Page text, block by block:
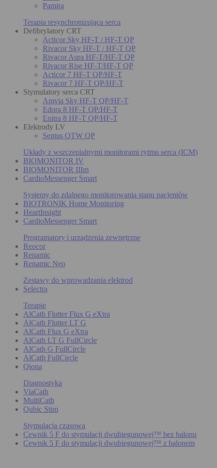
Pamira
Terapia resynchronizująca serca
Defibrylatory CRT
Acticor Sky HF-T / HF-T QP
Rivacor Sky HF-T / HF-T QP
Rivacor Aura HF-T/HF-T QP
Rivacor Rise HF-T/HF-T QP
Acticor 7 HF-T QP/HF-T
Rivacor 7 HF-T QP/HF-T
Stymulatory serca CRT
Amvia Sky HF-T QP/HF-T
Edora 8 HF-T QP/HF-T
Enitra 8 HF-T QP/HF-T
Elektrody LV
Sentus OTW QP
Układy z wszczepialnymi monitorami rytmu serca (ICM)
BIOMONITOR IV
BIOMONITOR IIIm
CardioMessenger Smart
Systemy do zdalnego monitorowania stanu pacjentów
BIOTRONIK Home Monitoring
HeartInsight
CardioMessenger Smart
Programatory i urządzenia zewnętrzne
Reocor
Renamic
Renamic Neo
Zestawy do wprowadzania elektrod
Selectra
Terapie
AlCath Flutter Flux G eXtra
AlCath Flutter LT G
AlCath Flux G eXtra
AlCath LT G FullCircle
AlCath G FullCircle
AlCath FullCircle
Qiona
Diagnostyka
ViaCath
MultiCath
Qubic Stim
Stymulacja czasowa
Cewnik 5 F do stymulacji dwubiegunowej™ bez balonu
Cewnik 5 F do stymulacji dwubiegunowej™ z balonem